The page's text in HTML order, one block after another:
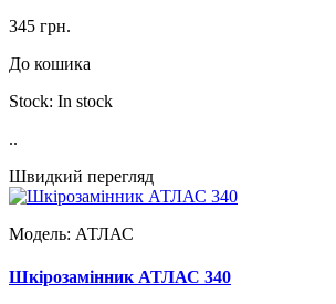
345 грн.
До кошика
Stock: In stock
..
Швидкий перегляд
Модель: АТЛАС
Шкірозамінник АТЛАС 340